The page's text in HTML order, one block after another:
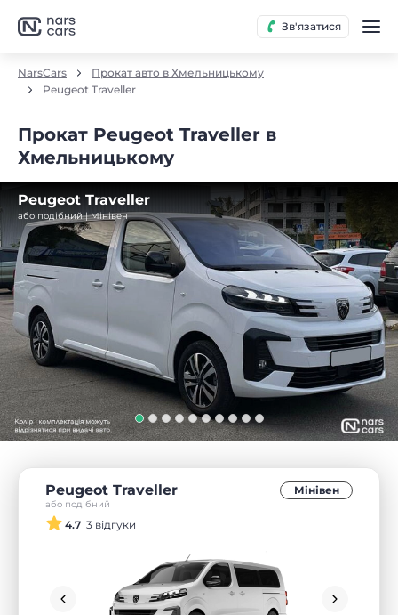
Зв'язатися
NarsCars
Прокат авто в Хмельницькому
Peugeot Traveller
Прокат Peugeot Traveller в
Хмельницькому
Peugeot Traveller
або подібний | Мінівен
Peugeot Traveller
або подібний
Мінівен
4.7 3 відгуки